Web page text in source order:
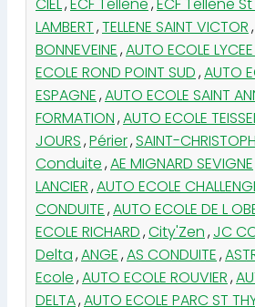
LAMBERT,TELLENE SAINT VICTOR,
BONNEVEINE,AUTO ECOLE
ECOLE ROND POINT SUD,AUTO
ESPAGNE,AUTO ECOLE SAINT
FORMATION,AUTO ECOLE
JOURS,Périer,SAINT-
Conduite,AE MIGNARD SEVIGNE
LANCIER,AUTO ECOLE
CONDUITE,AUTO ECOLE DE L
ECOLE RICHARD,City'Zen,JC
Delta,ANGE,AS CONDUITE,
Ecole,AUTO ECOLE ROUVIER,
DELTA,AUTO ECOLE PARC ST